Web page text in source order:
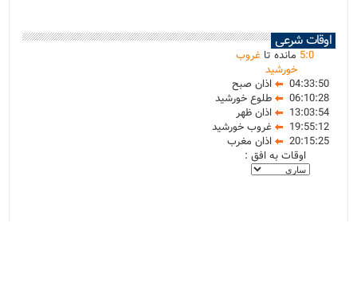
اوقات شرعی
5:0 مانده تا غروب
خورشید
04:33:50
اذان صبح
06:10:28
طلوع خورشید
13:03:54
اذان ظهر
19:55:12
غروب خورشید
20:15:25
اذان مغرب
اوقات به افق :